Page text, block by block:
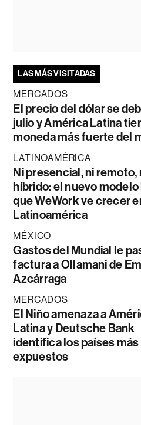
LAS MÁS VISITADAS
MERCADOS
El precio del dólar se
julio y América Latina
moneda más fuerte del
LATINOAMÉRICA
Ni presencial, ni remoto,
híbrido: el nuevo
que WeWork ve crecer
Latinoamérica
MÉXICO
Gastos del Mundial le
factura a Ollamani de
Azcárraga
MERCADOS
El Niño amenaza a
Latina y Deutsche Bank
identifica los países más
expuestos